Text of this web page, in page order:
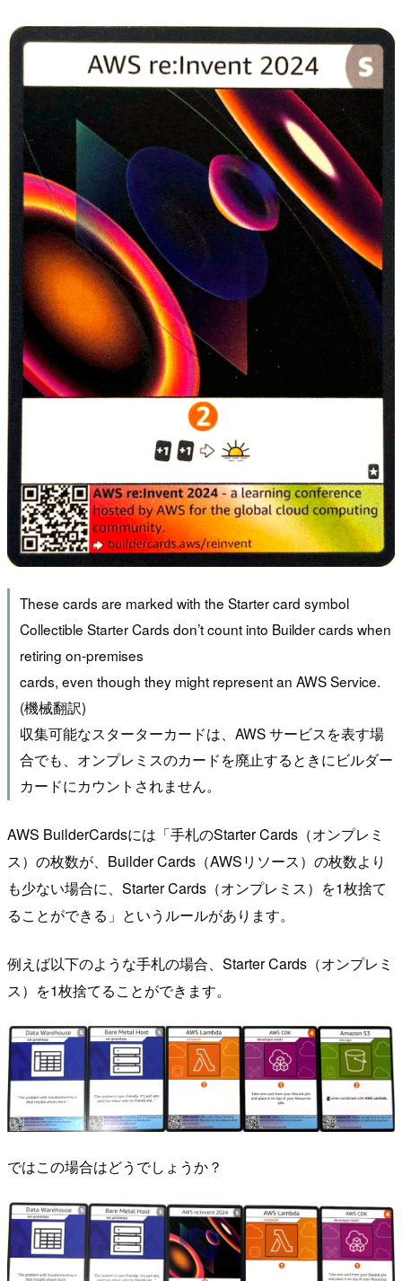
These cards are marked with the Starter card symbol
Collectible Starter Cards don’t count into Builder cards when
retiring on-premises
cards, even though they might represent an AWS Service.
(機械翻訳)
収集可能なスターターカードは、AWS サービスを表す場
合でも、オンプレミスのカードを廃止するときにビルダー
カードにカウントされません。
AWS BuilderCardsには「手札のStarter Cards（オンプレミ
ス）の枚数が、Builder Cards（AWSリソース）の枚数より
も少ない場合に、Starter Cards（オンプレミス）を1枚捨て
ることができる」というルールがあります。
例えば以下のような手札の場合、Starter Cards（オンプレミ
ス）を1枚捨てることができます。
ではこの場合はどうでしょうか？